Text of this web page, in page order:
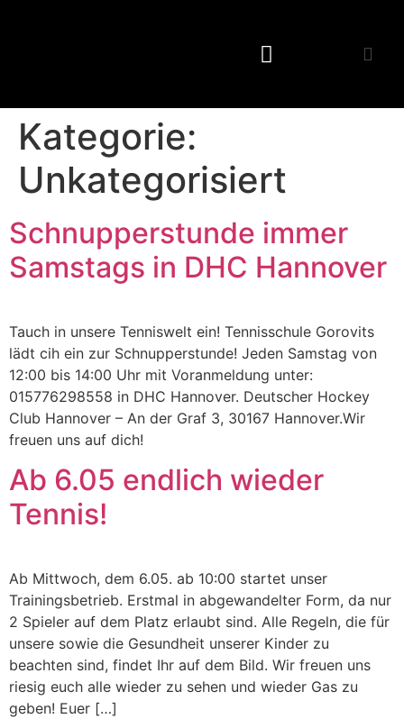
Kategorie:
Unkategorisiert
Schnupperstunde immer
Samstags in DHC Hannover
Tauch in unsere Tenniswelt ein! Tennisschule Gorovits
lädt cih ein zur Schnupperstunde! Jeden Samstag von
12:00 bis 14:00 Uhr mit Voranmeldung unter:
015776298558 in DHC Hannover. Deutscher Hockey
Club Hannover – An der Graf 3, 30167 Hannover.Wir
freuen uns auf dich!
Ab 6.05 endlich wieder
Tennis!
Ab Mittwoch, dem 6.05. ab 10:00 startet unser
Trainingsbetrieb. Erstmal in abgewandelter Form, da nur
2 Spieler auf dem Platz erlaubt sind. Alle Regeln, die für
unsere sowie die Gesundheit unserer Kinder zu
beachten sind, findet Ihr auf dem Bild. Wir freuen uns
riesig euch alle wieder zu sehen und wieder Gas zu
geben! Euer […]